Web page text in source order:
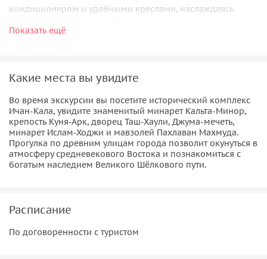
кондиционером и удобными креслами, наслаждаясь
древнему городу-музею под открытым небом. Вас ждёт
Ичан-Кала, величественными минаретами, медресе,
дворцами и крепостными стенами, которые на
протяжении веков сохраняют атмосферу Великого
Шёлкового пути.
Экскурсия станет прекрасной возможностью увидеть
максимально комфортно и насыщенно.
Показать ещё
Какие места вы увидите
Во время экскурсии вы посетите исторический комплекс
Ичан-Кала, увидите знаменитый минарет Кальта-Минор,
крепость Куня-Арк, дворец Таш-Хаули, Джума-мечеть,
минарет Ислам-Ходжи и мавзолей Пахлаван Махмуда.
Прогулка по древним улицам города позволит окунуться в
атмосферу средневекового Востока и познакомиться с
богатым наследием Великого Шёлкового пути.
Расписание
По договоренности с туристом